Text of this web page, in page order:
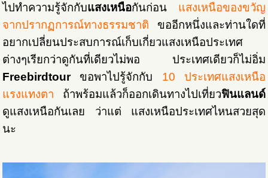
ไปทำความรู้จักกับแสงเหนือกันก่อน แสงเหนือของขวัญ
จากปรากฏการณ์ทางธรรมชาติ ขออีกหนึ่งและท่านใดที่
อยากเปลี่ยนประสบการณ์เก็บเกี่ยวแสงเหนือประเทศ
ต่างๆเรียกว่าดูกันที่เดียวไม่พอ ประเทศเดียวก็ไม่อิ่ม
Freebirdtourขอพาไปรู้จักกับ
10 ประเทศแสงเหนือ
แรงแทงตา
ถ้าพร้อมแล้วก็ออกเดินทางไปเที่ยวฟินแลนด์
ดูแสงเหนือกันเลย ว่าแต่ แสงเหนือประเทศไหนสวยสุด
นะ